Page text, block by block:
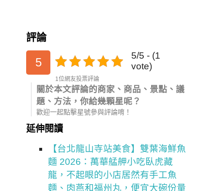
評論
5
5/5 - (1
vote)
1位網友投票評論
關於本文評論的商家、商品、景點、議
題、方法，你給幾顆星呢？
歡迎一起點擊星號參與評論唷！
延伸閱讀
【台北龍山寺站美食】雙葉海鮮魚
麵 2026：萬華艋舺小吃臥虎藏
龍，不起眼的小店居然有手工魚
麵、肉燕和福州丸，便宜大碗份量